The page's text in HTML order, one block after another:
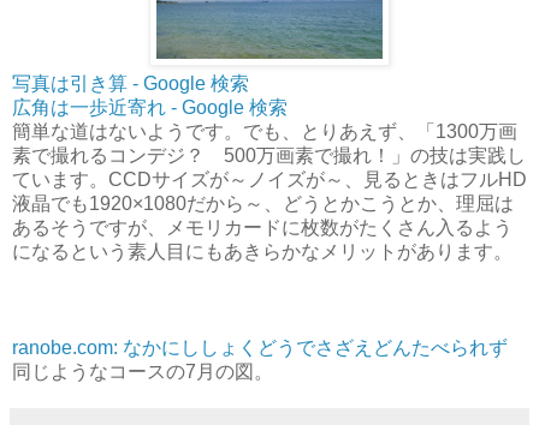
写真は引き算 - Google 検索
広角は一歩近寄れ - Google 検索
簡単な道はないようです。でも、とりあえず、「1300万画
素で撮れるコンデジ？ 500万画素で撮れ！」の技は実践し
ています。CCDサイズが～ノイズが～、見るときはフルHD
液晶でも1920×1080だから～、どうとかこうとか、理屈は
あるそうですが、メモリカードに枚数がたくさん入るよう
になるという素人目にもあきらかなメリットがあります。
ranobe.com: なかにししょくどうでさざえどんたべられず
同じようなコースの7月の図。